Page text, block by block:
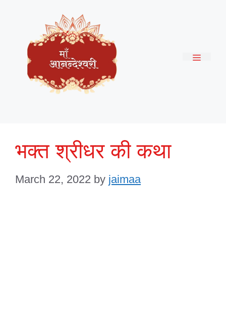
content
भक्त श्रीधर की कथा
March 22, 2022 by jaimaa